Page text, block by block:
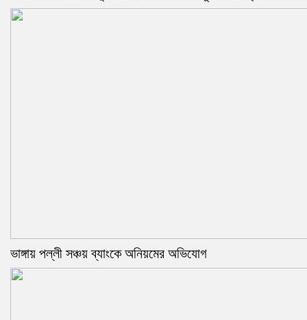
ভাঙ্গায় পল্লী সঞ্চয় ব্যাংকে অনিয়মের অভিযোগ